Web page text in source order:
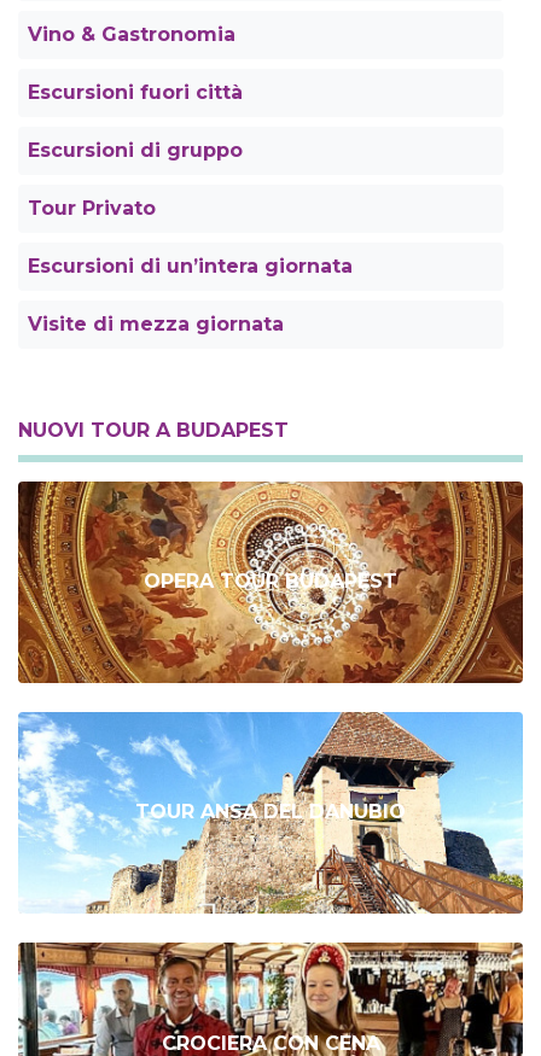
Vino & Gastronomia
Escursioni fuori città
Escursioni di gruppo
Tour Privato
Escursioni di un’intera giornata
Visite di mezza giornata
NUOVI TOUR A BUDAPEST
OPERA TOUR BUDAPEST
TOUR ANSA DEL DANUBIO
CROCIERA CON CENA